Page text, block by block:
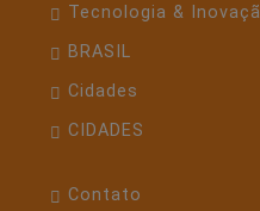
Tecnologia &
BRASIL
Cidades
CIDADES
Contato